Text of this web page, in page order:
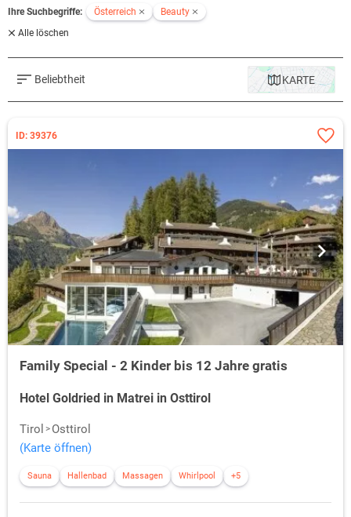
Ihre Suchbegriffe: Österreich
Beauty
Alle löschen
Beliebtheit KARTE
ID: 39376
Family Special - 2 Kinder bis 12 Jahre gratis
Hotel Goldried in Matrei in Osttirol
Tirol
Osttirol
(Karte öffnen)
Sauna Hallenbad Massagen Whirlpool +5